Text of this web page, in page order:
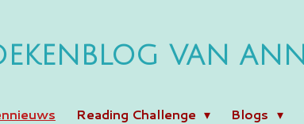
VAN ANN
Reading Challenge Blogs